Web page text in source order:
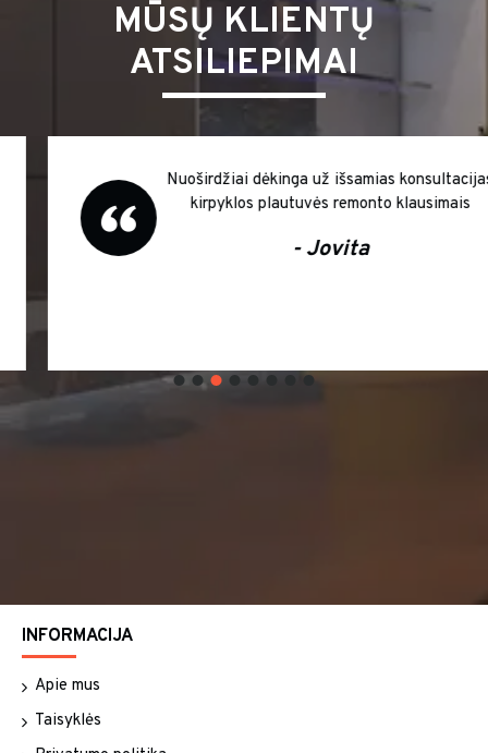
MŪSŲ KLIENTŲ
ATSILIEPIMAI
Nuoširdžiai dėkinga už išsamias konsultacijas
kirpyklos plautuvės remonto klausimais
- Jovita
INFORMACIJA
Apie mus
Taisyklės